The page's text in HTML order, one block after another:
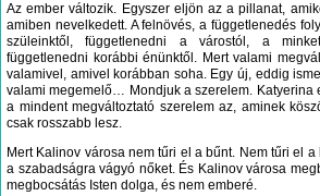
Az ember változik. Egyszer eljön az a pillanat,
amiben nevelkedett. A felnövés, a függetlenedés
szüleinktől, függetlenedni a várostól, a
függetlenedni korábbi énünktől. Mert valami
valamivel, amivel korábban soha. Egy új, eddig
valami megemelő… Mondjuk a szerelem. Katyerina
a mindent megváltoztató szerelem az, aminek
csak rosszabb lesz.
Mert Kalinov városa nem tűri el a bűnt. Nem tűri el a
a szabadságra vágyó nőket. És Kalinov városa
megbocsátás Isten dolga, és nem emberé.